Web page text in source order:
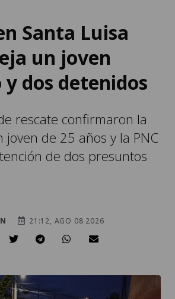
Santa Luisa
un joven
dos detenidos
rescate confirmaron la
de 25 años y la PNC
de dos presuntos
21:12, AGO 08 2026